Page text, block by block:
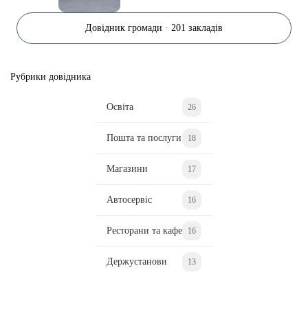
Довідник громади · 201 закладів
Рубрики довідника
Освіта 26
Пошта та послуги 18
Магазини 17
Автосервіс 16
Ресторани та кафе 16
Держустанови 13